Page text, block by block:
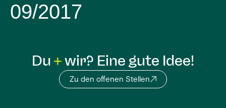
09/2017
Du wir? Eine gute Idee!
Zu den offenen Stellen